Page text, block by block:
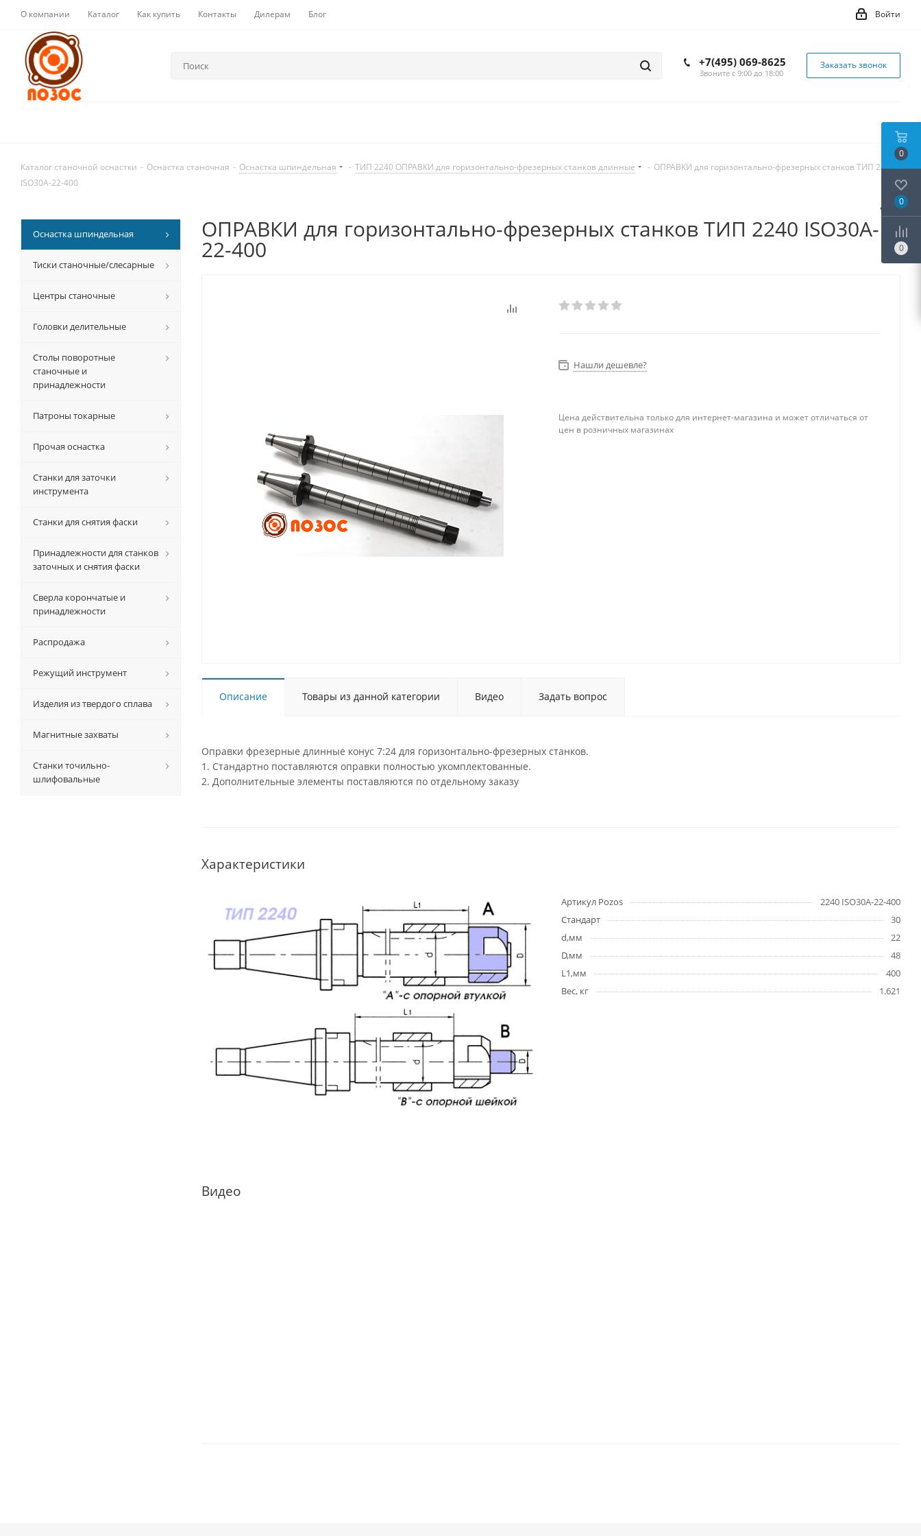
О компании Каталог Как купить Контакты Дилерам Блог Войти
+7(495) 069-8625
Звоните с 9:00 до 18:00
Заказать звонок
Каталог станочной оснастки - Оснастка станочная - Оснастка шпиндельная - ТИП 2240 ОПРАВКИ для горизонтально-фрезерных станков длинные - ОПРАВКИ для горизонтально-фрезерных станков ТИП 2240
ISO30A-22-400
ОПРАВКИ для горизонтально-фрезерных станков ТИП 2240 ISO30A-
22-400
Нашли дешевле?
Цена действительна только для интернет-магазина и может отличаться от
цен в розничных магазинах
Описание Товары из данной категории Видео Задать вопрос
Оправки фрезерные длинные конус 7:24 для горизонтально-фрезерных станков.
1. Стандартно поставляются оправки полностью укомплектованные.
2. Дополнительные элементы поставляются по отдельному заказу
Характеристики
Артикул Pozos
2240 ISO30A-22-400
Стандарт
30
d,мм
22
D,мм
48
L1,мм
400
Вес, кг
1.621
Видео
Оснастка шпиндельная
Тиски станочные/слесарные
Центры станочные
Головки делительные
Столы поворотные
станочные и
принадлежности
Патроны токарные
Прочая оснастка
Станки для заточки
инструмента
Станки для снятия фаски
Принадлежности для станков
заточных и снятия фаски
Сверла корончатые и
принадлежности
Распродажа
Режущий инструмент
Изделия из твердого сплава
Магнитные захваты
Станки точильно-
шлифовальные
0
0
0